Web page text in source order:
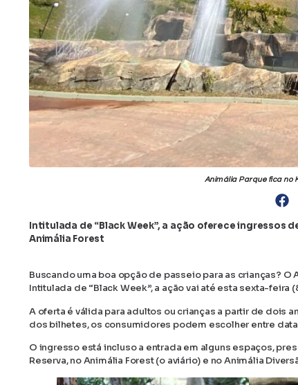
Animália Parque fica no
Intitulada de “Black Week”, a ação oferece ingressos
Animália Forest
Buscando uma boa opção de passeio para as crianças?
Intitulada de “Black Week”, a ação vai até esta sexta-feira
A oferta é válida para adultos ou crianças a partir de dois
dos bilhetes, os consumidores podem escolher entre
O ingresso está incluso a entrada em alguns espaços,
Reserva, no Animália Forest (o aviário) e no Animália